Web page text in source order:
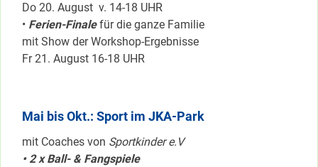
Do 20. August v. 14-18 UHR
• Ferien-Finalefür die ganze Familie
mit Show der Workshop-Ergebnisse
Fr 21. August 16-18 UHR
Mai bis Okt.: Sport im JKA-Park
mit Coaches von Sportkinder e.V
• 2 x Ball- & Fangspiele